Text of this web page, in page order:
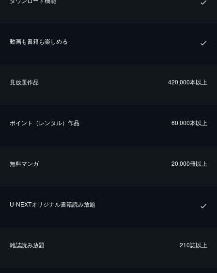
動画も書籍も楽しめる
⾒放題作品 420,000本以上
ポイント（レンタル）作品 60,000本以上
無料マンガ 20,000冊以上
U-NEXTオリジナル書籍読み放題
雑誌読み放題 210誌以上